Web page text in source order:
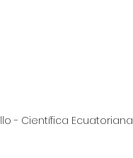
- Científica Ecuatoriana